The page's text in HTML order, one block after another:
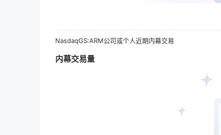
NasdaqGS:ARM公司或个人近期内幕交易
内幕交易量